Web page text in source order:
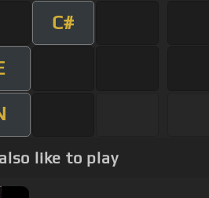
C#
like to play